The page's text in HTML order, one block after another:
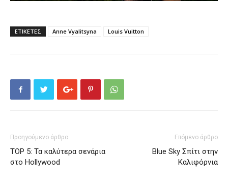
ΕΤΙΚΕΤΕΣ Anne Vyalitsyna Louis Vuitton
Προηγούμενο άρθρο
TOP 5: Τα καλύτερα σενάρια
στο Hollywood
Επόμενο άρθρο
Blue Sky Σπίτι στην
Καλιφόρνια